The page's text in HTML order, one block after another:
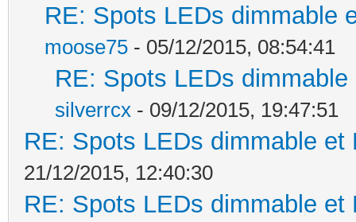
RE: Spots LEDs dimmable
moose75 - 05/12/2015, 08:54:41
RE: Spots LEDs
silverrcx - 09/12/2015, 19:47:51
RE: Spots LEDs dimmable
21/12/2015, 12:40:30
RE: Spots LEDs dimmable